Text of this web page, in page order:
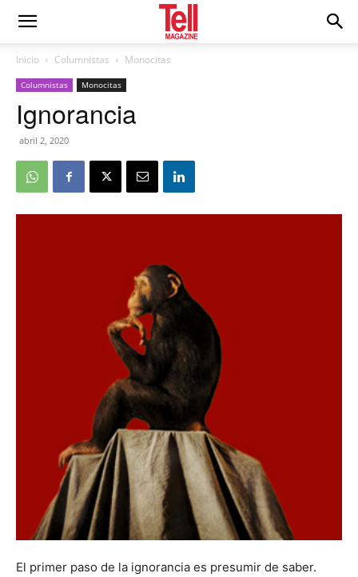
Inicio Columnistas Monocitas
Columnistas Monocitas
Ignorancia
abril 2, 2020
El primer paso de la ignorancia es presumir de saber.